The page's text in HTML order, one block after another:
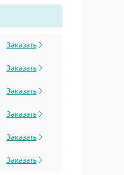
Заказать
Заказать
Заказать
Заказать
Заказать
Заказать